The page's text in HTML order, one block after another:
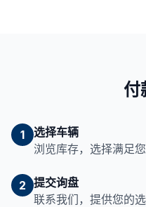
付
1
选择车辆
浏览库存，选择满足您
2 提交询盘
联系我们，提供您的